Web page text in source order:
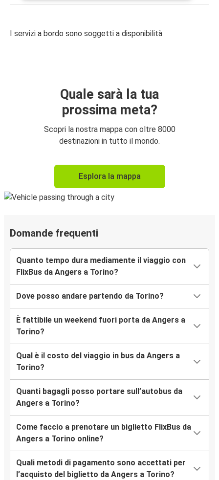
I servizi a bordo sono soggetti a disponibilità
Quale sarà la tua
prossima meta?
Scopri la nostra mappa con oltre 8000
destinazioni in tutto il mondo.
Esplora la mappa
Domande frequenti
Quanto tempo dura mediamente il viaggio con
FlixBus da Angers a Torino?
Dove posso andare partendo da Torino?
È fattibile un weekend fuori porta da Angers a
Torino?
Qual è il costo del viaggio in bus da Angers a
Torino?
Quanti bagagli posso portare sull’autobus da
Angers a Torino?
Come faccio a prenotare un biglietto FlixBus da
Angers a Torino online?
Quali metodi di pagamento sono accettati per
l’acquisto del biglietto da Angers a Torino?